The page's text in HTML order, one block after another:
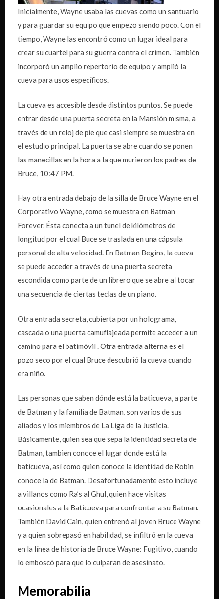
Inicialmente, Wayne usaba las cuevas como un santuario
y para guardar su equipo que empezó siendo poco. Con el
tiempo, Wayne las encontró como un lugar ideal para
crear su cuartel para su guerra contra el crimen. También
incorporó un amplio repertorio de equipo y amplió la
cueva para usos específicos.
La cueva es accesible desde distintos puntos. Se puede
entrar desde una puerta secreta en la Mansión misma, a
través de un reloj de pie que casi siempre se muestra en
el estudio principal. La puerta se abre cuando se ponen
las manecillas en la hora a la que murieron los padres de
Bruce, 10:47 PM.
Hay otra entrada debajo de la silla de Bruce Wayne en el
Corporativo Wayne, como se muestra en Batman
Forever. Ésta conecta a un túnel de kilómetros de
longitud por el cual Buce se traslada en una cápsula
personal de alta velocidad. En Batman Begins, la cueva
se puede acceder a través de una puerta secreta
escondida como parte de un librero que se abre al tocar
una secuencia de ciertas teclas de un piano.
Otra entrada secreta, cubierta por un holograma,
cascada o una puerta camuflajeada permite acceder a un
camino para el batimóvil . Otra entrada alterna es el
pozo seco por el cual Bruce descubrió la cueva cuando
era niño.
Las personas que saben dónde está la baticueva, a parte
de Batman y la familia de Batman, son varios de sus
aliados y los miembros de La Liga de la Justicia.
Básicamente, quien sea que sepa la identidad secreta de
Batman, también conoce el lugar donde está la
baticueva, así como quien conoce la identidad de Robin
conoce la de Batman. Desafortunadamente esto incluye
a villanos como Ra’s al Ghul, quien hace visitas
ocasionales a la Baticueva para confrontar a su Batman.
También David Cain, quien entrenó al joven Bruce Wayne
y a quien sobrepasó en habilidad, se infiltró en la cueva
en la línea de historia de Bruce Wayne: Fugitivo, cuando
lo emboscó para que lo culparan de asesinato.
Memorabilia